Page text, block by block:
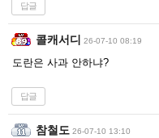
답글
콜캐서디 26-07-10 08:19
도란은 사과 안하냐?
답글
참철도 26-07-10 13:10